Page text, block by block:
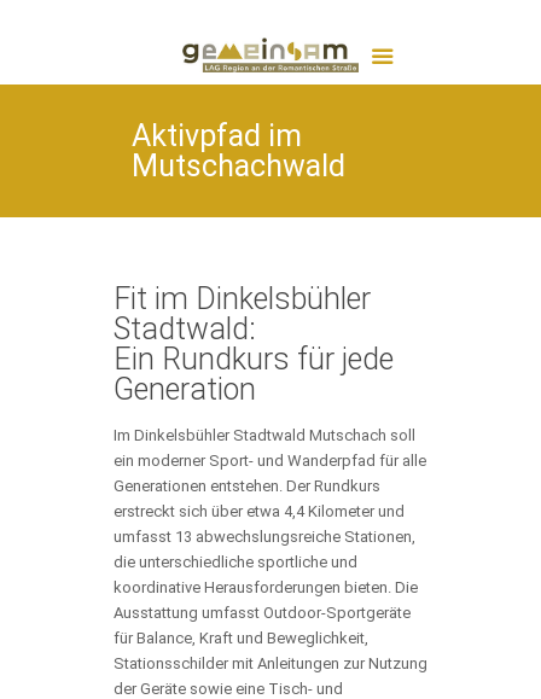
Aktivpfad im
Mutschachwald
Fit im Dinkelsbühler
Stadtwald:
Ein Rundkurs für jede
Generation
Im Dinkelsbühler Stadtwald Mutschach soll
ein moderner Sport- und Wanderpfad für alle
Generationen entstehen. Der Rundkurs
erstreckt sich über etwa 4,4 Kilometer und
umfasst 13 abwechslungsreiche Stationen,
die unterschiedliche sportliche und
koordinative Herausforderungen bieten. Die
Ausstattung umfasst Outdoor-Sportgeräte
für Balance, Kraft und Beweglichkeit,
Stationsschilder mit Anleitungen zur Nutzung
der Geräte sowie eine Tisch- und